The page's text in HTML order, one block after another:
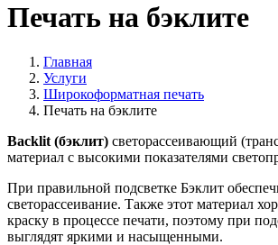
Печать на бэклите
Главная
Услуги
Широкоформатная печать
Печать на бэклите
Backlit (бэклит) светорассеивающий
материал с высокими показателями
При правильной подсветке Бэклит
светорассеивание. Также этот материал
краску в процессе печати, поэтому при
выглядят яркими и насыщенными.